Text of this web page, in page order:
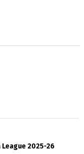
2025-26